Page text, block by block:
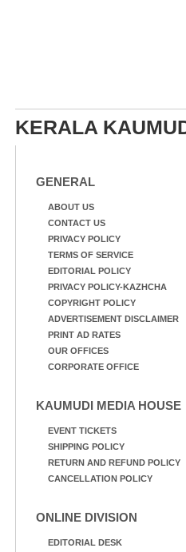
KERALA
GENERAL
ABOUT US
CONTACT US
PRIVACY POLICY
TERMS OF SERVICE
EDITORIAL POLICY
PRIVACY POLICY-KAZHCHA
COPYRIGHT POLICY
ADVERTISEMENT DISCLAIMER
PRINT AD RATES
OUR OFFICES
CORPORATE OFFICE
KAUMUDI MEDIA HOUSE
EVENT TICKETS
SHIPPING POLICY
RETURN AND REFUND POLICY
CANCELLATION POLICY
ONLINE DIVISION
EDITORIAL DESK